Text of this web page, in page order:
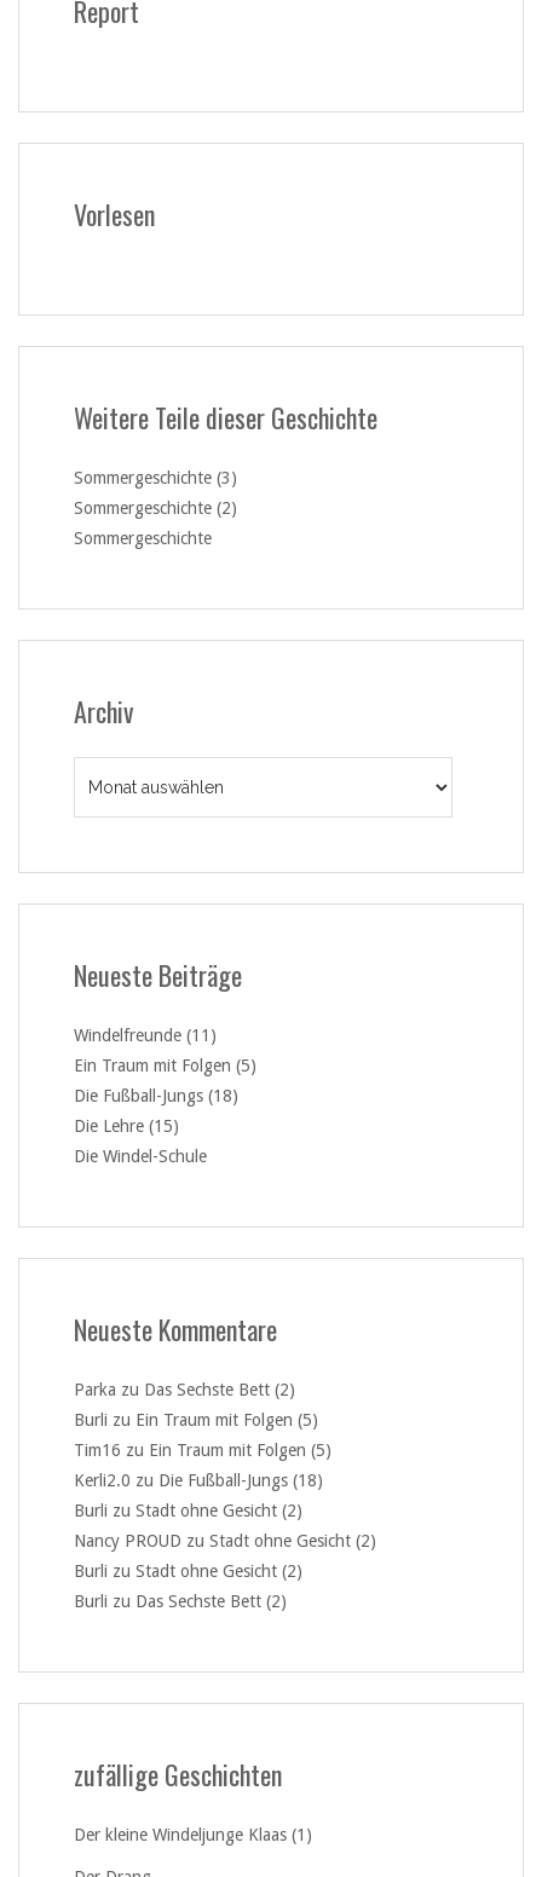
Report
Vorlesen
Weitere Teile dieser Geschichte
Sommergeschichte (3)
Sommergeschichte (2)
Sommergeschichte
Archiv
Neueste Beiträge
Windelfreunde (11)
Ein Traum mit Folgen (5)
Die Fußball-Jungs (18)
Die Lehre (15)
Die Windel-Schule
Neueste Kommentare
Parka zu Das Sechste Bett (2)
Burli zu Ein Traum mit Folgen (5)
Tim16 zu Ein Traum mit Folgen (5)
Kerli2.0 zu Die Fußball-Jungs (18)
Burli zu Stadt ohne Gesicht (2)
Nancy PROUD zu Stadt ohne Gesicht (2)
Burli zu Stadt ohne Gesicht (2)
Burli zu Das Sechste Bett (2)
zufällige Geschichten
Der kleine Windeljunge Klaas (1)